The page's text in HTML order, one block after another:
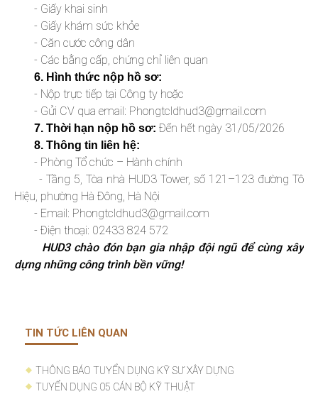
- Giấy khai sinh
- Giấy khám sức khỏe
- Căn cước công dân
- Các bằng cấp, chứng chỉ liên quan
6. Hình thức nộp hồ sơ:
- Nộp trực tiếp tại Công ty hoặc
- Gửi CV qua email: Phongtcldhud3@gmail.com
7. Thời hạn nộp hồ sơ: Đến hết ngày 31/05/2026
8. Thông tin liên hệ:
- Phòng Tổ chức – Hành chính
- Tầng 5, Tòa nhà HUD3 Tower, số 121–123 đường Tô
Hiệu, phường Hà Đông, Hà Nội
- Email: Phongtcldhud3@gmail.com
- Điện thoại: 02433 824 572
HUD3 chào đón bạn gia nhập đội ngũ để cùng xây
dựng những công trình bền vững!
TIN TỨC LIÊN QUAN
THÔNG BÁO TUYỂN DỤNG KỸ SƯ XÂY DỰNG
TUYỂN DỤNG 05 CÁN BỘ KỸ THUẬT